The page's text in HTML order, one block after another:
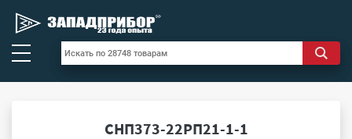
СНП373-22РП21-1-1